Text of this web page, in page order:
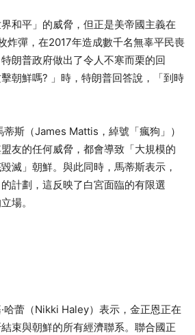
和平」的威脅，但正是美帝國主義在
炸彈，在2017年造成數千名無辜平民喪
朗普政府做出了令人不寒而栗的回
朝鮮嗎? 」時，特朗普回答說，「到時
蒂斯（James Mattis，綽號「瘋狗」）
友的任何威脅，都會導致「大規模的
滅」朝鮮。與此同時，馬蒂斯表示，
計劃，這反映了白宮面臨的有限選
場。
哈蕾（Nikki Haley）表示，金正恩正在
結束與朝鮮的所有經濟聯系。聯合國正